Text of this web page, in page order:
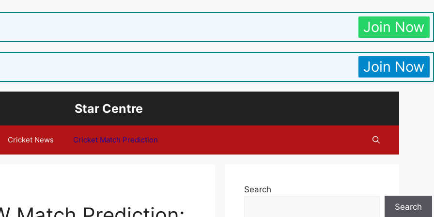
Join Now
Join Now
Star Centre
Cricket News Cricket Match Prediction
Search
Search